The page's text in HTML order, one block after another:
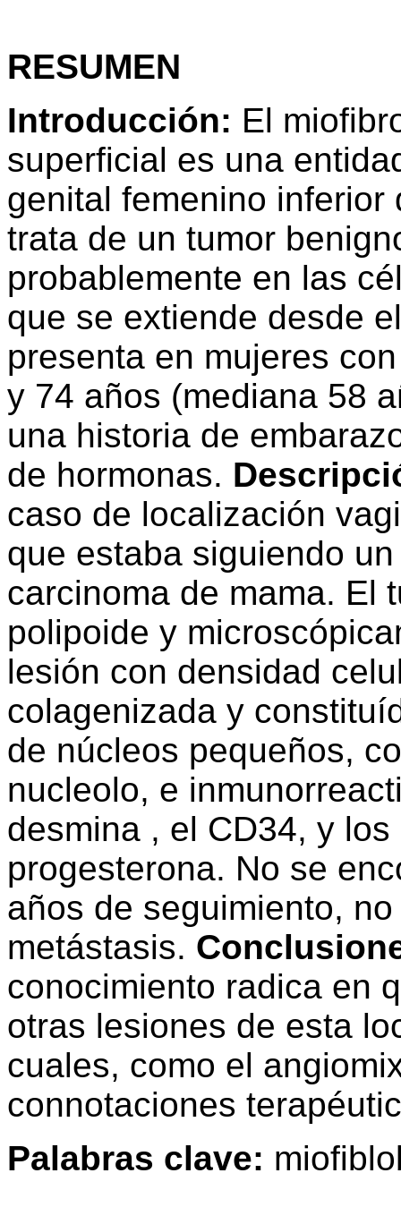
RESUMEN
Introducción: El
superficial es una
genital femenino
trata de un tumor
probablemente en las
que se extiende desde
presenta en mujeres
y 74 años (mediana 58
una historia de
de hormonas.
caso de localización
que estaba siguiendo
carcinoma de mama. El
polipoide y
lesión con densidad
colagenizada y
de núcleos pequeños,
nucleolo, e
desmina , el CD34, y
progesterona. No se
años de seguimiento,
metástasis.
conocimiento radica en
otras lesiones de esta
cuales, como el
connotaciones
Palabras clave: